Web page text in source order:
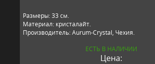
Размеры: 33 см.
Материал: кристалайт.
Производитель: Aurum-Crystal, Чехия.
ЕСТЬ В НАЛИЧИИ
Цена: